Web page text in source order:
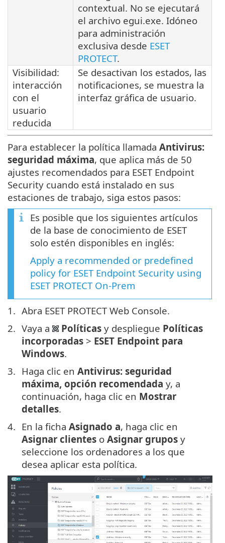
contextual. No se ejecutará
el archivo egui.exe. Idóneo
para administración
exclusiva desde ESET
PROTECT.
Visibilidad:
interacción
con el
usuario
reducida
Se desactivan los estados, las
notificaciones, se muestra la
interfaz gráfica de usuario.
Para establecer la política llamada Antivirus:
seguridad máxima, que aplica más de 50
ajustes recomendados para ESET Endpoint
Security cuando está instalado en sus
estaciones de trabajo, siga estos pasos:
Es posible que los siguientes artículos
de la base de conocimiento de ESET
solo estén disponibles en inglés:
Apply a recommended or predefined
policy for ESET Endpoint Security using
ESET PROTECT On-Prem
Abra ESET PROTECT Web Console.
Vaya a
Políticas y despliegue Políticas
incorporadas > ESET Endpoint para
Windows.
Haga clic en Antivirus: seguridad
máxima, opción recomendada y, a
continuación, haga clic en Mostrar
detalles.
En la ficha Asignado a, haga clic en
Asignar clientes o Asignar grupos y
seleccione los ordenadores a los que
desea aplicar esta política.